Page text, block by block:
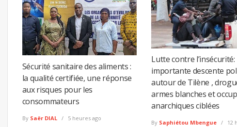
Sécurité sanitaire des aliments :
la qualité certifiée, une réponse
aux risques pour les
consommateurs
By Saër DIAL 5 heures ago
Lutte contre l’insécurité:
importante descente
autour de Tilène ,
armes blanches et
anarchiques ciblées
By Saphiétou Mbengue 12